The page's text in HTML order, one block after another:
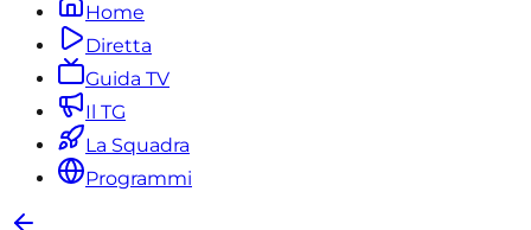
Home
Diretta
Guida TV
Il TG
La Squadra
Programmi